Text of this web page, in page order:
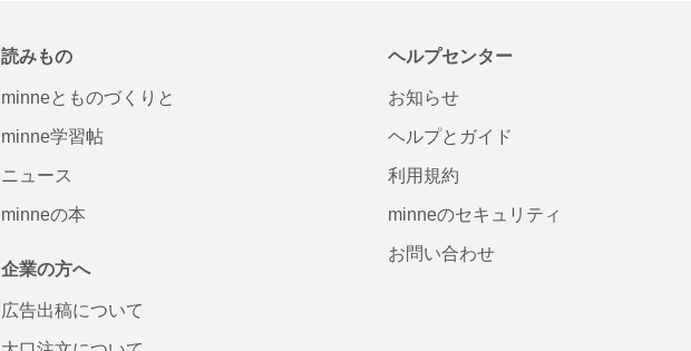
読みもの
minneとものづくりと
minne学習帖
ニュース
minneの本
企業の方へ
広告出稿について
ヘルプセンター
お知らせ
ヘルプとガイド
利用規約
minneのセキュリティ
お問い合わせ